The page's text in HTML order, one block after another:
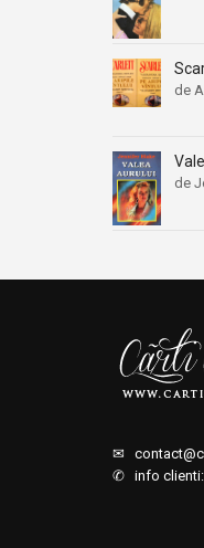
de
de
✉
✆ info clienti: